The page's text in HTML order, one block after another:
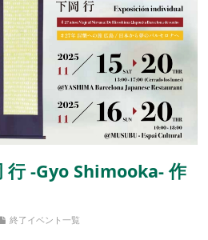
行 -Gyo Shimooka- 作
終了イベント一覧